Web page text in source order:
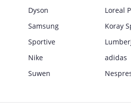
Dyson
Loreal
Samsung
Koray
Sportive
Nike
adidas
Suwen